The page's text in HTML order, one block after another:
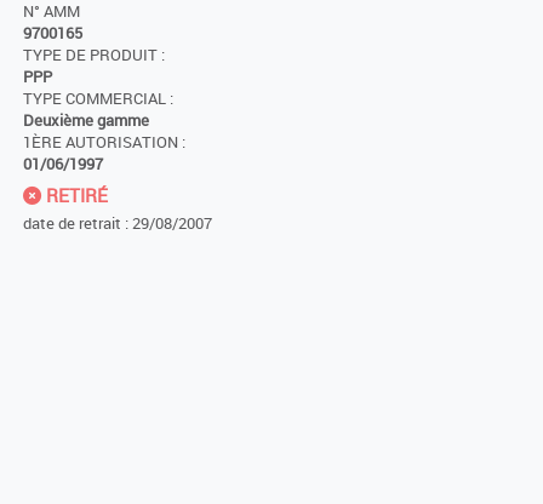
N° AMM
9700165
TYPE DE PRODUIT :
PPP
TYPE COMMERCIAL :
Deuxième gamme
1ÈRE AUTORISATION :
01/06/1997
RETIRÉ
date de retrait : 29/08/2007